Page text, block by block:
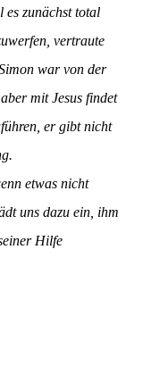
es zunächst total
vertraute
war von der
mit Jesus findet
er gibt nicht
etwas nicht
uns dazu ein, ihm
Hilfe